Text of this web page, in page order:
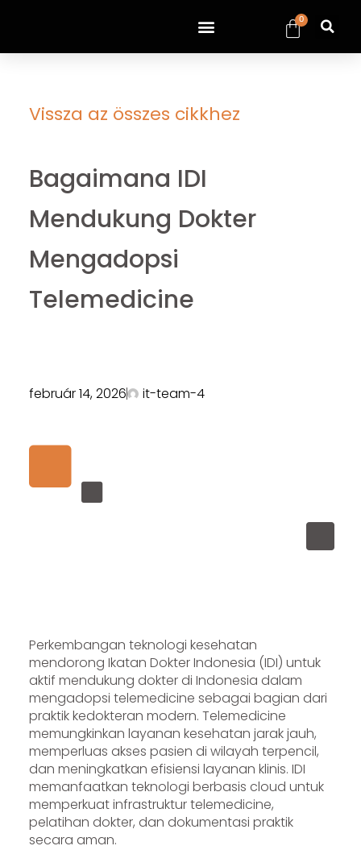
0
Vissza az összes cikkhez
Bagaimana IDI
Mendukung Dokter
Mengadopsi
Telemedicine
február 14, 2026 it-team-4
Perkembangan teknologi kesehatan
mendorong Ikatan Dokter Indonesia (IDI) untuk
aktif mendukung dokter di Indonesia dalam
mengadopsi telemedicine sebagai bagian dari
praktik kedokteran modern. Telemedicine
memungkinkan layanan kesehatan jarak jauh,
memperluas akses pasien di wilayah terpencil,
dan meningkatkan efisiensi layanan klinis. IDI
memanfaatkan teknologi berbasis cloud untuk
memperkuat infrastruktur telemedicine,
pelatihan dokter, dan dokumentasi praktik
secara aman.